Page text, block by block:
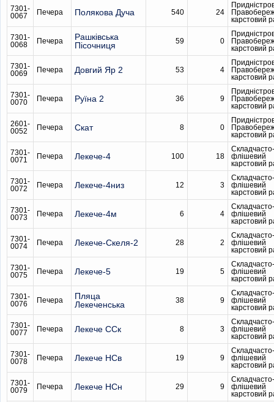
7301-
0067
Печера Полякова Дуча 540 24
карстовий
7301-
0068
Печера
Рашківська
Пісочниця
59 0
карстовий
7301-
0069
Печера Довгий Яр 2 53 4
карстовий
7301-
0070
Печера Руїна 2 36 9
карстовий
2601-
0052
Печера Скат 8 0
карстовий
7301-
0071
Печера Лекече-4 100 18
Складчасто-
флішевий
карстовий
7301-
0072
Печера Лекече-4низ 12 3
Складчасто-
флішевий
карстовий
7301-
0073
Печера Лекече-4м 6 4
Складчасто-
флішевий
карстовий
7301-
0074
Печера Лекече-Скеля-2 28 2
Складчасто-
флішевий
карстовий
7301-
0075
Печера Лекече-5 19 5
Складчасто-
флішевий
карстовий
7301-
0076
Печера
Пляца
Лекеченська
38 9
Складчасто-
флішевий
карстовий
7301-
0077
Печера Лекече ССк 8 3
Складчасто-
флішевий
карстовий
7301-
0078
Печера Лекече НСв 19 9
Складчасто-
флішевий
карстовий
7301-
0079
Печера Лекече НСн 29 9
Складчасто-
флішевий
карстовий